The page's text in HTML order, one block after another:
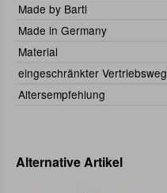
Made by Bartl
Made in Germany
Material
eingeschränkter Vertriebsweg
Altersempfehlung
Alternative Artikel